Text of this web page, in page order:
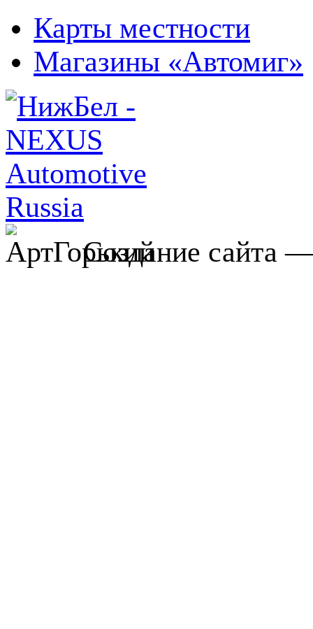
Карты местности
Магазины «Автомиг»
Создание сайта